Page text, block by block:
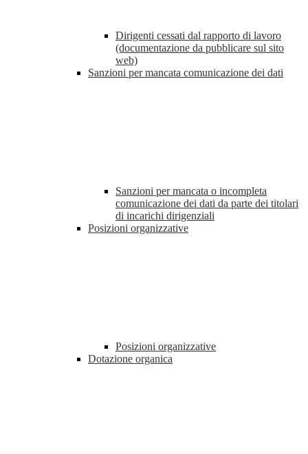
Dirigenti cessati dal rapporto di lavoro
(documentazione da pubblicare sul sito
web)
Sanzioni per mancata comunicazione dei dati
Sanzioni per mancata o incompleta
comunicazione dei dati da parte dei titolari
di incarichi dirigenziali
Posizioni organizzative
Posizioni organizzative
Dotazione organica